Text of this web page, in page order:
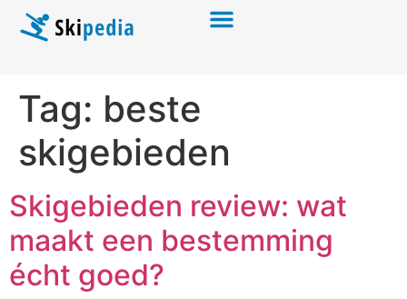
Tag: beste
skigebieden
Skigebieden review: wat
maakt een bestemming
écht goed?